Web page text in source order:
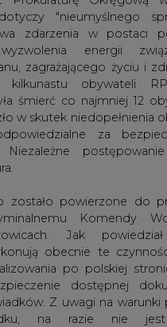
"nieumyślnego
zdarzenia w postaci
energii
zagrażającego życiu i
obywateli
śmierć co najmniej 12
w skutek niedopełnienia
za
Niezależne
zostało powierzone do
Komendy
Jak powiedział
obecnie te
po polskiej
dostępnej
Z uwagi na warunki
na razie nie jest